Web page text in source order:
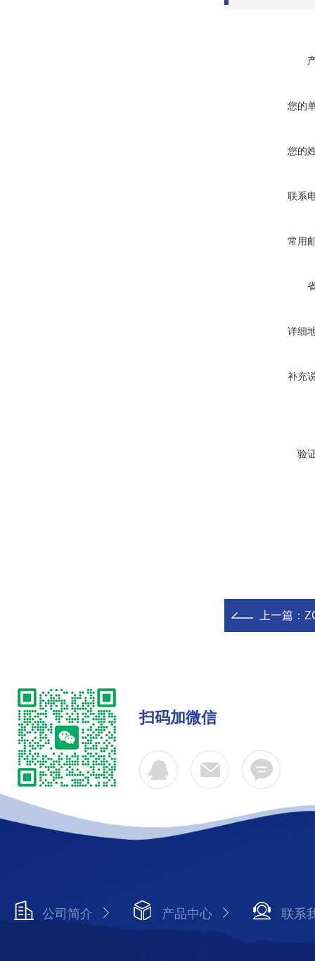
您的
您的
联系
常用
详细
补充
验
上一篇：
扫码加微信
公司简介 产品中心 联系